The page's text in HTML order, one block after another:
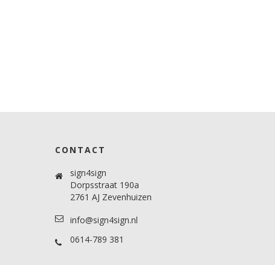
CONTACT
sign4sign
Dorpsstraat 190a
2761 AJ Zevenhuizen
info@sign4sign.nl
0614-789 381